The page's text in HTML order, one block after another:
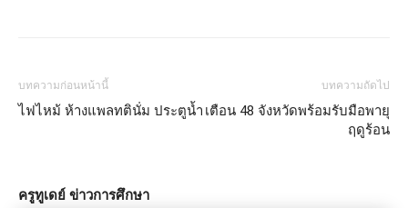
บทความก่อนหน้านี้
ไฟไหม้ ห้างแพลทตินั่ม ประตูน้ำ
บทความถัดไป
เตือน 48 จังหวัดพร้อมรับมือพายุ
ฤดูร้อน
ครูทูเดย์ ข่าวการศึกษา